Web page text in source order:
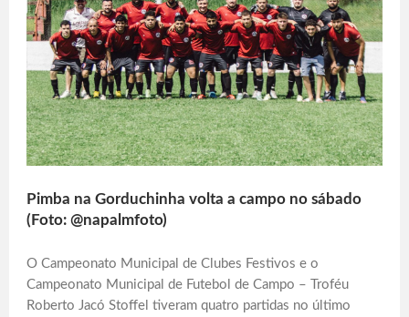
Pimba na Gorduchinha volta a campo no sábado
(Foto: @napalmfoto)
O Campeonato Municipal de Clubes Festivos e o
Campeonato Municipal de Futebol de Campo – Troféu
Roberto Jacó Stoffel tiveram quatro partidas no último